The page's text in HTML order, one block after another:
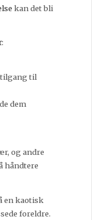
kan det bli
:
tilgang til
dem
og andre
håndtere
en kaotisk
foreldre.